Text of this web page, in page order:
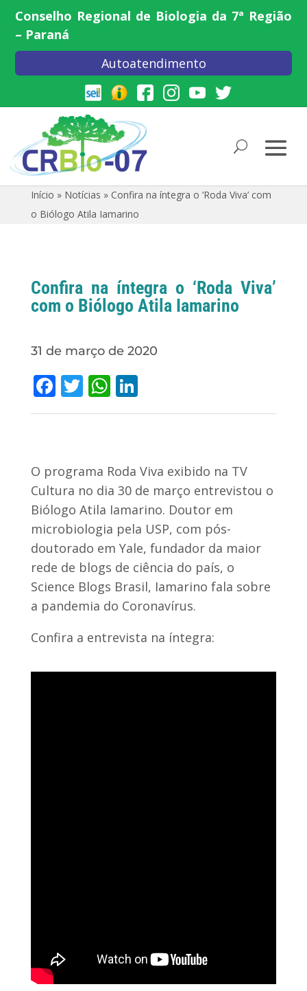
Conselho Regional de Biologia da 7ª Região
– Paraná
Autoatendimento
Início » Notícias » Confira na íntegra o ‘Roda Viva’ com
o Biólogo Atila Iamarino
Confira na íntegra o ‘Roda Viva’
com o Biólogo Atila Iamarino
31 de março de 2020
Facebook
Twitter
WhatsApp
LinkedIn
O programa Roda Viva exibido na TV
Cultura no dia 30 de março entrevistou o
Biólogo Atila Iamarino. Doutor em
microbiologia pela USP, com pós-
doutorado em Yale, fundador da maior
rede de blogs de ciência do país, o
Science Blogs Brasil, Iamarino fala sobre
a pandemia do Coronavírus.
Confira a entrevista na íntegra: